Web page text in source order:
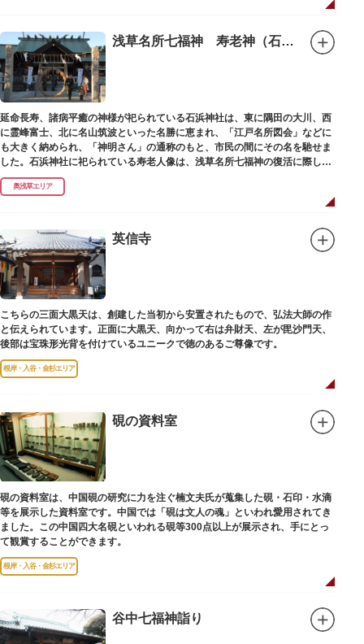
浅草名所七福神 寿老神（石浜神社）
延命長寿、諸病平癒の神様が祀られている石浜神社は、東に隅田の大川、西
に霊峰富士、北に名山筑波といった名勝に恵まれ、「江戸名所図会」などに
も大きく納められ、「神明さん」の通称のもと、市民の間にその名を馳せま
した。石浜神社に祀られている寿老人像は、浅草名所七福神の復活に際し、
延命長寿の神として奉安されたものです。
奥浅草エリア
英信寺
こちらの三面大黒天は、創建した当初から安置されたもので、弘法大師の作
と伝えられています。正面に大黒天、向かって右は弁財天、左が毘沙門天、
後部は宝珠形光背を付けているユニークで徳のあるご尊像です。
根岸・入谷・金杉エリア
硯の資料室
硯の資料室は、中国硯の研究に力を注ぐ楠文夫氏が蒐集した硯・石印・水滴
等を展示した資料室です。中国では「硯は文人の魂」といわれ愛用されてき
ました。この中国四大名硯といわれる硯等300点以上が展示され、手にとっ
て観賞することができます。
根岸・入谷・金杉エリア
谷中七福神詣り